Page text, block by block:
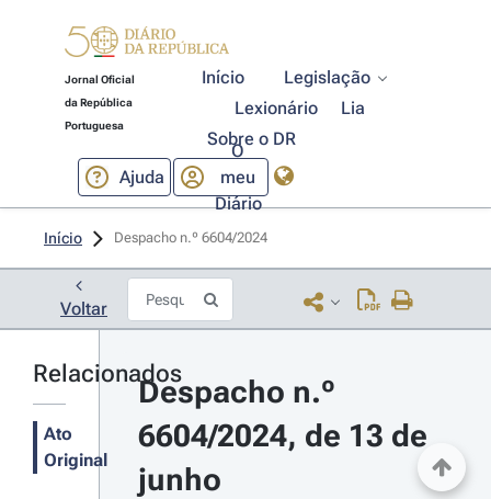
Jornal Oficial
da República
Portuguesa
Início
Legislação
Lexionário
Lia
Sobre o DR
Ajuda
O
meu
Diário
Início Despacho n.º 6604/2024
Voltar
Relacionados
Ato
Original
Despacho n.º
6604/2024, de 13 de
junho